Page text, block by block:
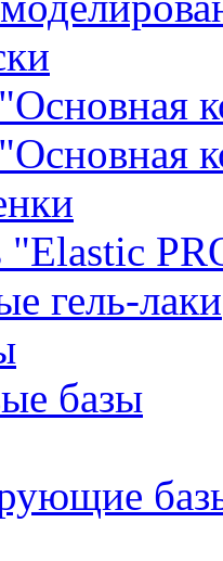
"Elastic
гель-лаки
базы